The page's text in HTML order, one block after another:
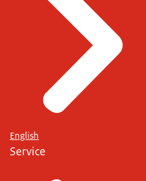
English
Service